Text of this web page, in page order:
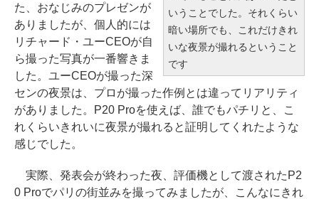
いうことでした。それくらい
暗い場所でも、これだけきれ
いな夜景が撮れるということ
です
た、おなじみのプレゼンが
ありましたが、個人的には
リチャード・ユーCEOが自
ら撮った写真が一番響きま
した。ユーCEOが撮った深
センの夜景は、プロが撮った作例とは違ってリアリティ
がありました。P20 Proを使えば、誰でもパチリと、こ
れくらいきれいに夜景が撮れると証明してくれたような
感じでした。
実際、発表会が終わった夜、評価機として渡されたP2
0 Proでパリの街並みを撮ってみましたが、こんなにきれ